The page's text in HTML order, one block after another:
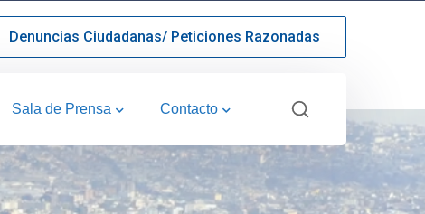
Denuncias Ciudadanas/ Peticiones Razonadas
Sala de Prensa Contacto